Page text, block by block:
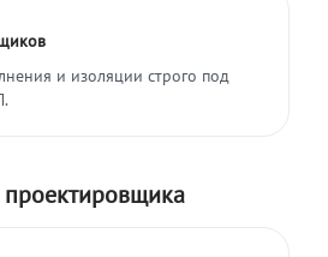
и изоляции строго под